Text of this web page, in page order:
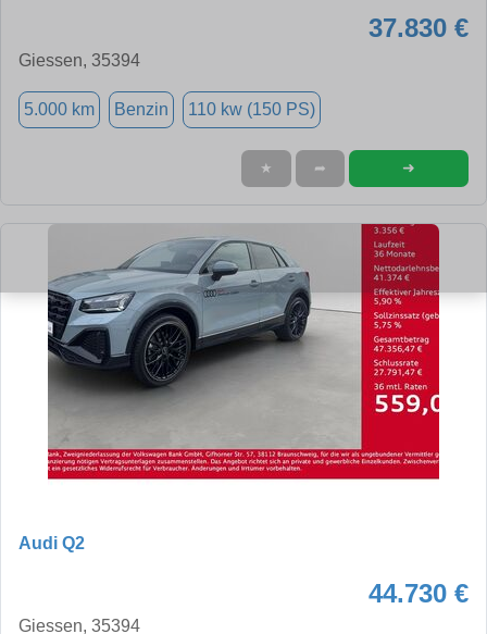
37.830 €
Giessen, 35394
5.000 km Benzin 110 kw (150 PS)
★ ➦ ➜
Audi Q2
44.730 €
Giessen, 35394